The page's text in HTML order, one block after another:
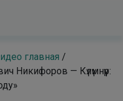
главная /
Никифоров — Күлүмнүүр: